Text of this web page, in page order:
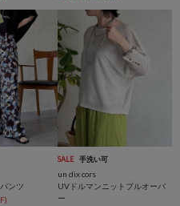
ンツ
SALE 手洗い可
un dix cors
UVドルマンニットプルオーバ
ー